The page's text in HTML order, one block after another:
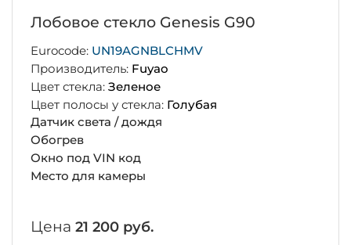
Лобовое стекло Genesis G90
Eurocode: UN19AGNBLCHMV
Производитель: Fuyao
Цвет стекла: Зеленое
Цвет полосы у стекла: Голубая
Датчик света / дождя
Обогрев
Окно под VIN код
Место для камеры
Цена 21 200 руб.